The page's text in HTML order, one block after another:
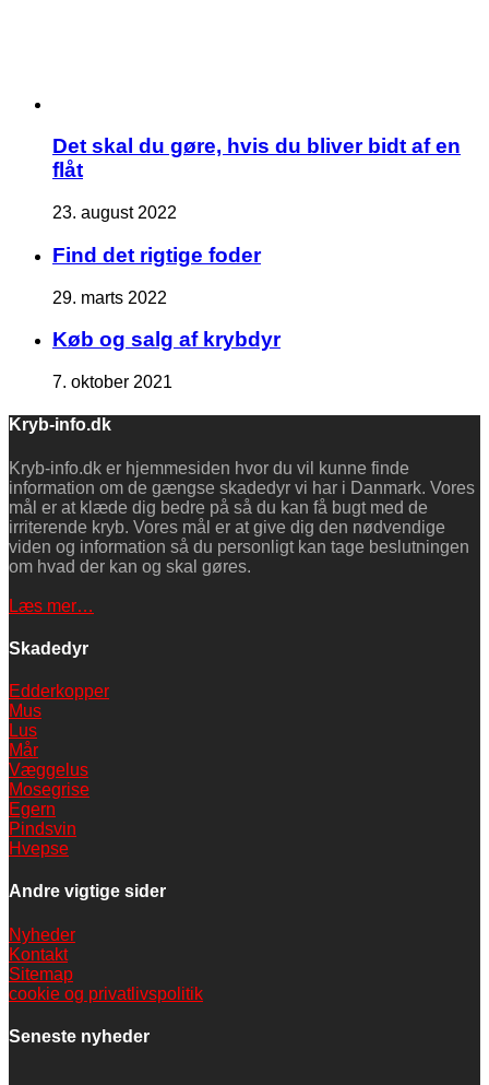
Det skal du gøre, hvis du bliver bidt af en
flåt
23. august 2022
Find det rigtige foder
29. marts 2022
Køb og salg af krybdyr
7. oktober 2021
Kryb-info.dk
Kryb-info.dk er hjemmesiden hvor du vil kunne finde
information om de gængse skadedyr vi har i Danmark. Vores
mål er at klæde dig bedre på så du kan få bugt med de
irriterende kryb. Vores mål er at give dig den nødvendige
viden og information så du personligt kan tage beslutningen
om hvad der kan og skal gøres.
Læs mer…
Skadedyr
Edderkopper
Mus
Lus
Mår
Væggelus
Mosegrise
Egern
Pindsvin
Hvepse
Andre vigtige sider
Nyheder
Kontakt
Sitemap
cookie og privatlivspolitik
Seneste nyheder